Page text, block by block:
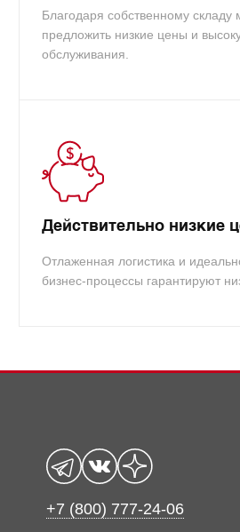
Благодаря собственному
предложить низкие цены и
обслуживания.
Действительно низкие
Отлаженная логистика и
бизнес-процессы гарантируют
+7 (800) 777-24-06